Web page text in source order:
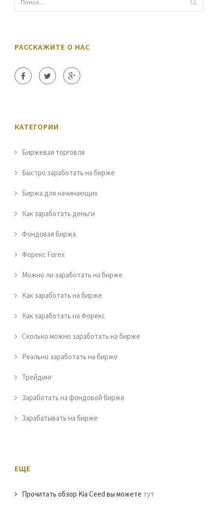
РАССКАЖИТЕ О НАС
КАТЕГОРИИ
Биржевая торговля
Быстро заработать на бирже
Биржа для начинающих
Как заработать деньги
Фондовая биржа
Форекс Forex
Можно ли заработать на бирже
Как заработать на бирже
Как заработать на Форекс
Сколько можно заработать на бирже
Реально заработать на бирже
Трейдинг
Заработать на фондовой бирже
Зарабатывать на бирже
ЕЩЕ
Прочитать обзор Kia Ceed вы можете тут